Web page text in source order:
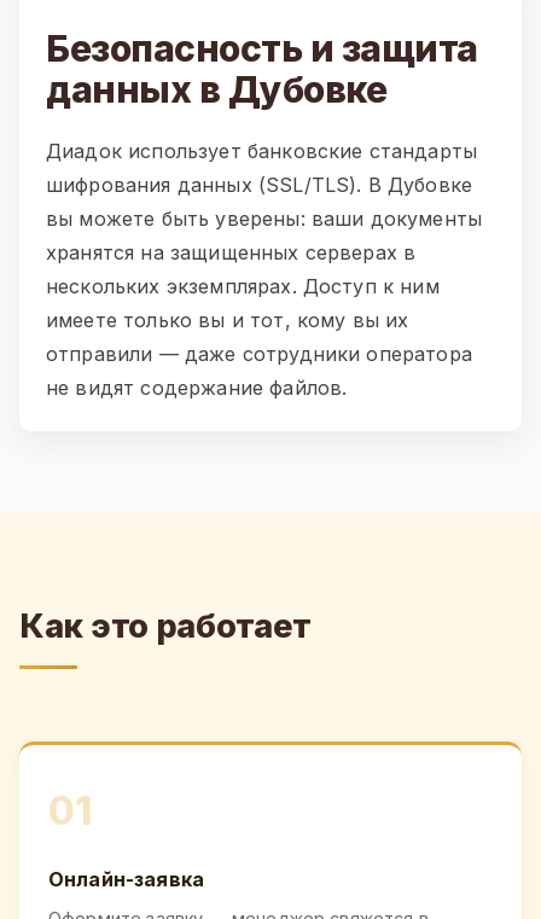
Безопасность и защита
данных в Дубовке
Диадок использует банковские стандарты
шифрования данных (SSL/TLS). В Дубовке
вы можете быть уверены: ваши документы
хранятся на защищенных серверах в
нескольких экземплярах. Доступ к ним
имеете только вы и тот, кому вы их
отправили — даже сотрудники оператора
не видят содержание файлов.
Как это работает
01
Онлайн-заявка